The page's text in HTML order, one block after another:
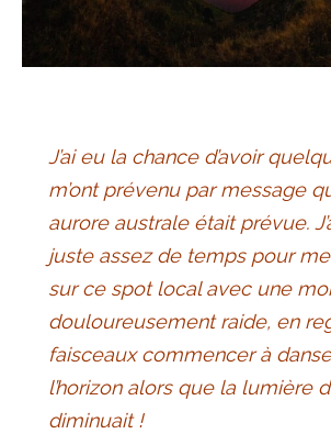
J’ai eu la chance d’avoir
m’ont prévenu par message
aurore australe était prévue.
juste assez de temps pour
sur ce spot local avec une
douloureusement raide, en
faisceaux commencer à
l’horizon alors que la lumière
diminuait !